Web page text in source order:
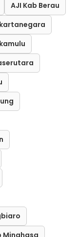
AJI Kab Berau
Minahasa